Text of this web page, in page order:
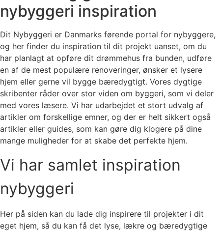
nybyggeri inspiration
Dit Nybyggeri er Danmarks førende portal for nybyggere,
og her finder du inspiration til dit projekt uanset, om du
har planlagt at opføre dit drømmehus fra bunden, udføre
en af de mest populære renoveringer, ønsker et lysere
hjem eller gerne vil bygge bæredygtigt. Vores dygtige
skribenter råder over stor viden om byggeri, som vi deler
med vores læsere. Vi har udarbejdet et stort udvalg af
artikler om forskellige emner, og der er helt sikkert også
artikler eller guides, som kan gøre dig klogere på dine
mange muligheder for at skabe det perfekte hjem.
Vi har samlet inspiration
nybyggeri
Her på siden kan du lade dig inspirere til projekter i dit
eget hjem, så du kan få det lyse, lækre og bæredygtige